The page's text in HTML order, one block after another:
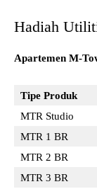
Hadiah
Apartemen M-
Tipe Produk
MTR Studio
MTR 1 BR
MTR 2 BR
MTR 3 BR